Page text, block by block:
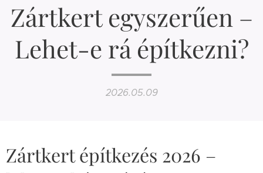
Zártkert egyszerűen –
Lehet-e rá építkezni?
2026.05.09
Zártkert építkezés 2026 –